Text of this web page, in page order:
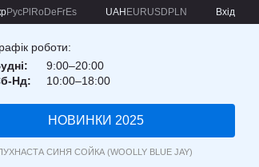
РусPl Ro De FrEs UAH EURUSD PLN Вхід
роботи:
9:00–20:00
Нд:
10:00–18:00
НОВИНКИ 2025
СИНЯ СОЙКА (WOOLLY BLUE JAY)